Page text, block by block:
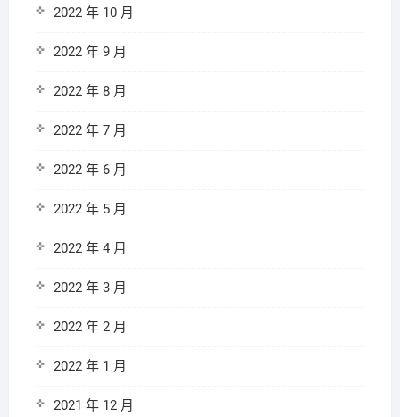
2022 年 10 月
2022 年 9 月
2022 年 8 月
2022 年 7 月
2022 年 6 月
2022 年 5 月
2022 年 4 月
2022 年 3 月
2022 年 2 月
2022 年 1 月
2021 年 12 月